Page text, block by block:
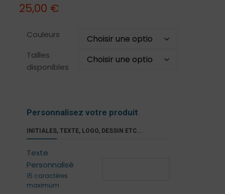
25,00 €
Couleurs
Tailles
disponibles
Personnalisez votre produit
INITIALES, TEXTE, LOGO, DESSIN ETC...
Texte
Personnalisé
15 caractères
maximum